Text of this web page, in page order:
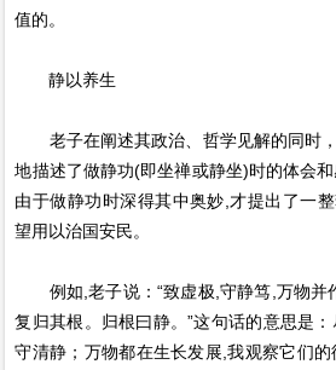
值的。
静以养生
老子在阐述其政治、哲学见解的同时，
地描述了做静功(即坐禅或静坐)时的体会
由于做静功时深得其中奥妙,才提出了一
望用以治国安民。
例如,老子说：“致虚极,守静笃,万物并
复归其根。归根曰静。”这句话的意思是
守清静；万物都在生长发展,我观察它们